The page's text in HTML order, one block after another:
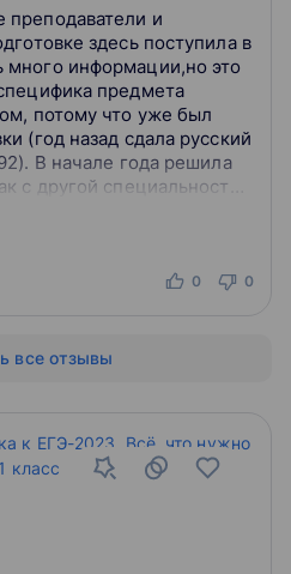
здесь поступила в
предмета
потому что уже был
(год назад сдала русский
В начале года решила
с другой специальности
0 0
все отзывы